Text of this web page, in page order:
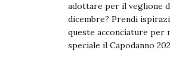
adottare per il veglione
dicembre? Prendi
queste acconciature per
speciale il Capodanno